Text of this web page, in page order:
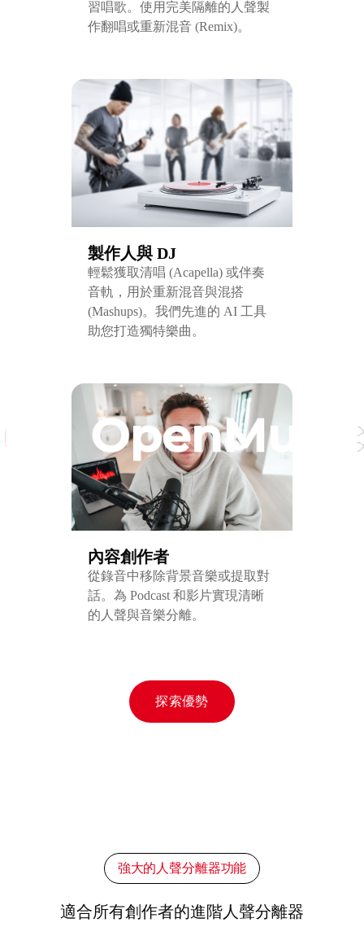
習唱歌。使用完美隔離的人聲製
作翻唱或重新混音 (Remix)。
製作人與 DJ
輕鬆獲取清唱 (Acapella) 或伴奏
音軌，用於重新混音與混搭
(Mashups)。我們先進的 AI 工具
助您打造獨特樂曲。
內容創作者
從錄音中移除背景音樂或提取對
話。為 Podcast 和影片實現清晰
的人聲與音樂分離。
探索優勢
強大的人聲分離器功能
適合所有創作者的進階人聲分離器